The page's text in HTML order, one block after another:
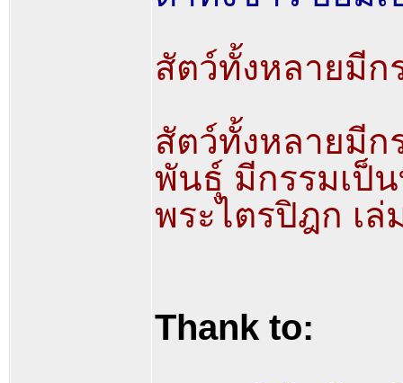
สัตว์ทั้งหลายมีก
สัตว์ทั้งหลายมีก
พันธุ์ มีกรรมเป็
พระไตรปิฎก เ
Thank to: